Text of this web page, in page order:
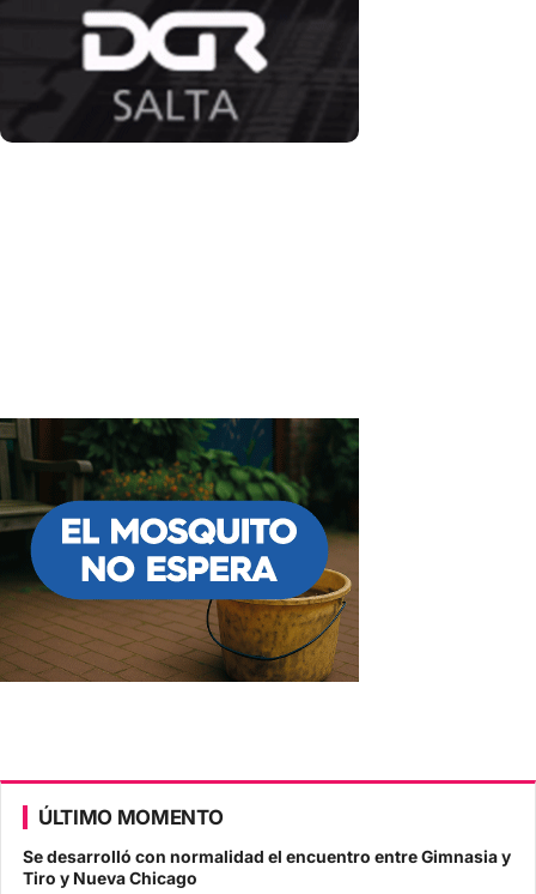
ÚLTIMO MOMENTO
Se desarrolló con normalidad el encuentro entre Gimnasia y
Tiro y Nueva Chicago